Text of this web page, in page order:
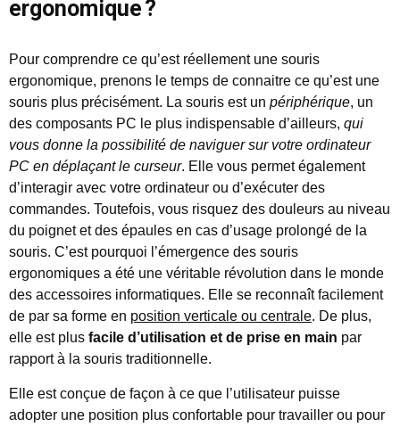
ergonomique ?
Pour comprendre ce qu’est réellement une souris
ergonomique, prenons le temps de connaitre ce qu’est une
souris plus précisément. La souris est un périphérique, un
des composants PC le plus indispensable d’ailleurs, qui
vous donne la possibilité de naviguer sur votre ordinateur
PC en déplaçant le curseur. Elle vous permet également
d’interagir avec votre ordinateur ou d’exécuter des
commandes. Toutefois, vous risquez des douleurs au niveau
du poignet et des épaules en cas d’usage prolongé de la
souris. C’est pourquoi l’émergence des souris
ergonomiques a été une véritable révolution dans le monde
des accessoires informatiques. Elle se reconnaît facilement
de par sa forme en position verticale ou centrale. De plus,
elle est plus facile d’utilisation et de prise en main par
rapport à la souris traditionnelle.
Elle est conçue de façon à ce que l’utilisateur puisse
adopter une position plus confortable pour travailler ou pour